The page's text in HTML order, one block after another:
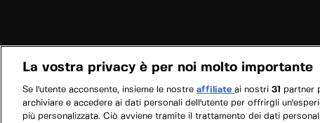
La vostra privacy è per noi molto importante
Se l'utente acconsente, insieme le nostre affiliate ai nostri 31
partner
archiviare e accedere ai dati personali dell'utente per offrirgli
più personalizzata. Ciò avviene tramite il trattamento dei dati